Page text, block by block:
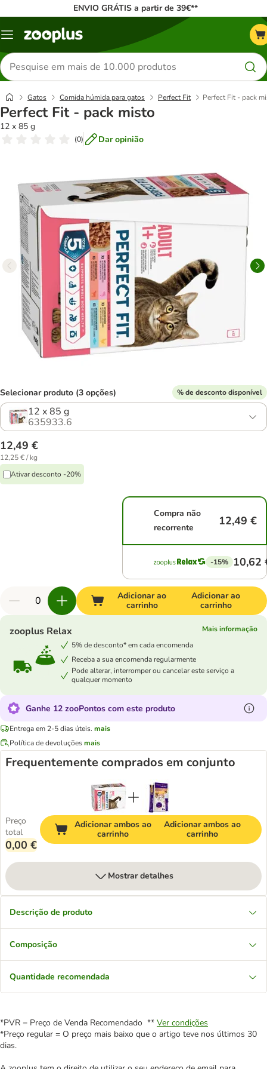
ENVIO GRÁTIS a partir de 39€**
Menu
Pesquisar
produtos
Gatos Comida húmida para gatos Perfect Fit Perfect Fit - pack
Perfect Fit - pack misto
12 x 85 g
(0) Dar opinião
Selecionar produto (3 opções) % de desconto disponível
12 x 85 g
635933.6
12,49 €
12,25 € / kg
Ativar desconto -20%
Compra não
recorrente
12,49 €
-15% 10,62
Adicionar ao
carrinho
Adicionar ao
carrinho
zooplus Relax
Mais informação
5% de desconto* em cada encomenda
Receba a sua encomenda regularmente
Pode alterar, interromper ou cancelar este serviço a
qualquer momento
Ganhe 12 zooPontos com este produto
Entrega em 2-5 dias úteis. mais
Política de devoluçõesmais
Frequentemente comprados em conjunto
Preço
total
0,00 €
Adicionar ambos ao
carrinho
Adicionar ambos ao
carrinho
Mostrar detalhes
Descrição de produto
Composição
Quantidade recomendada
*PVR = Preço de Venda Recomendado ** Ver condições
*Preço regular = O preço mais baixo que o artigo teve nos últimos 30
dias.